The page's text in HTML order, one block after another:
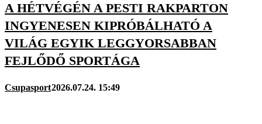
A HÉTVÉGÉN A PESTI RAKPARTON
INGYENESEN KIPRÓBÁLHATÓ A
VILÁG EGYIK LEGGYORSABBAN
FEJLŐDŐ SPORTÁGA
Csupasport2026.07.24. 15:49